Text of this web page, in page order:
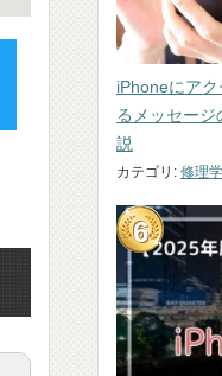
iPhoneにア
るメッセージ
説
カテゴリ: 修理